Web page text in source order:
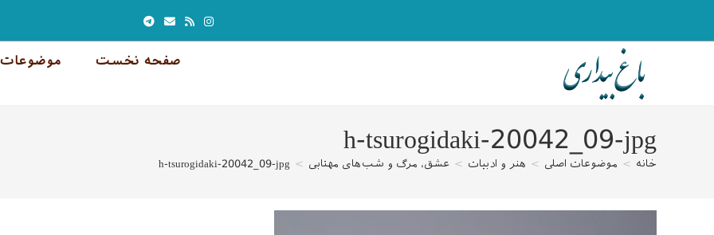
صفحه نخست
h-tsurogidaki-20042_09-jpg
خانه > موضوعات اصلی > هنر و ادبیات > عشق، مرگ و شب‌های مهتابی >
h-tsurogidaki-20042_09-jpg